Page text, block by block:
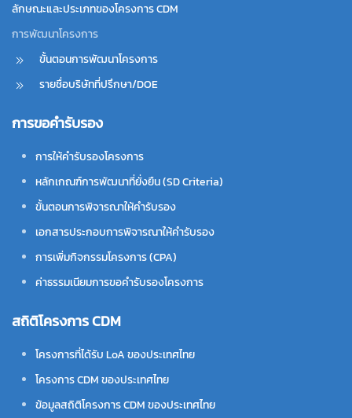
ลักษณะและประเภทของโครงการ CDM
การพัฒนาโครงการ
ขั้นตอนการพัฒนาโครงการ
รายชื่อบริษัทที่ปรึกษา/DOE
การขอคำรับรอง
การให้คำรับรองโครงการ
หลักเกณฑ์การพัฒนาที่ยั่งยืน (SD Criteria)
ขั้นตอนการพิจารณาให้คำรับรอง
เอกสารประกอบการพิจารณาให้คำรับรอง
การเพิ่มกิจกรรมโครงการ (CPA)
ค่าธรรมเนียมการขอคำรับรองโครงการ
สถิติโครงการ CDM
โครงการที่ได้รับ LoA ของประเทศไทย
โครงการ CDM ของประเทศไทย
ข้อมูลสถิติโครงการ CDM ของประเทศไทย